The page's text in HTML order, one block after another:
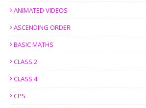
ANIMATED VIDEOS
ASCENDING ORDER
BASIC MATHS
CLASS 2
CLASS 4
CPS